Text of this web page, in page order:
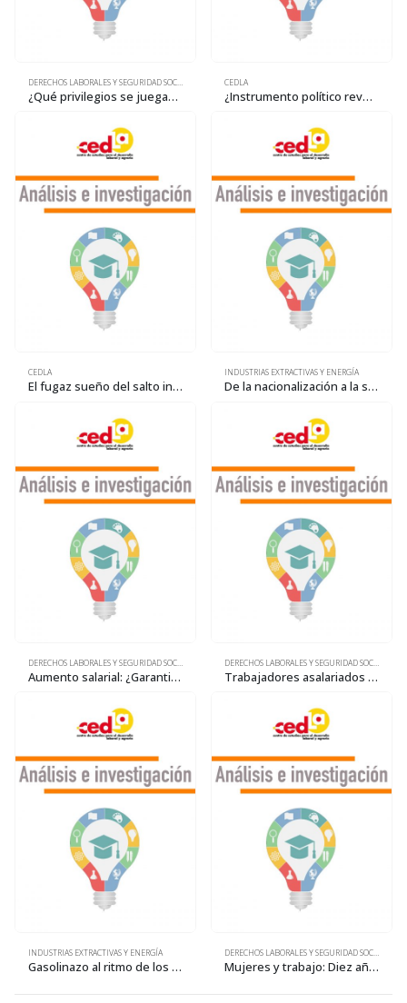
DERECHOS LABORALES Y SEGURIDAD SOCIAL
¿Qué privilegios se juegan en el conflicto por las pensiones?
CEDLA
¿Instrumento político revolucionario o frente electoral?
CEDLA
El fugaz sueño del salto industrial
INDUSTRIAS EXTRACTIVAS Y ENERGÍA
De la nacionalización a la subvención a las petroleras
DERECHOS LABORALES Y SEGURIDAD SOCIAL
Aumento salarial: ¿Garantizar la reproducción de la fuerza de trabajo o el aumento de la explotación?
DERECHOS LABORALES Y SEGURIDAD SOCIAL
Trabajadores asalariados en Bolivia. ¿Exigua minoría?
INDUSTRIAS EXTRACTIVAS Y ENERGÍA
Gasolinazo al ritmo de los intereses transnacionales
DERECHOS LABORALES Y SEGURIDAD SOCIAL
Mujeres y trabajo: Diez años de cambios y continuidades, 2001-2011